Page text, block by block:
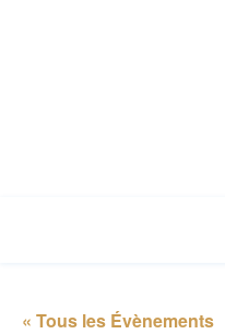
« Tous les Évènements